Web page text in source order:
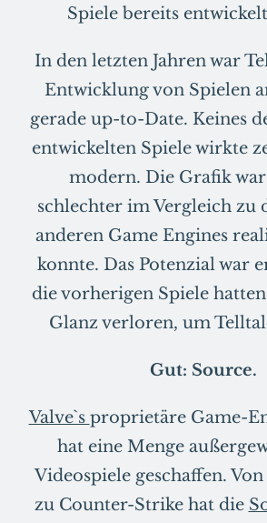
Spiele bereits
In den letzten Jahren war
Entwicklung von Spielen
gerade up-to-Date. Keines
entwickelten Spiele wirkte
modern. Die Grafik
schlechter im Vergleich zu
anderen Game Engines
konnte. Das Potenzial war
die vorherigen Spiele
Glanz verloren, um
Gut: Source.
Valve`s proprietäre Game-
hat eine Menge
Videospiele geschaffen.
zu Counter-Strike hat die